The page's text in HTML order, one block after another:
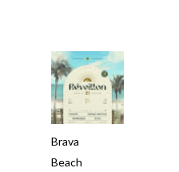
Brava
Beach